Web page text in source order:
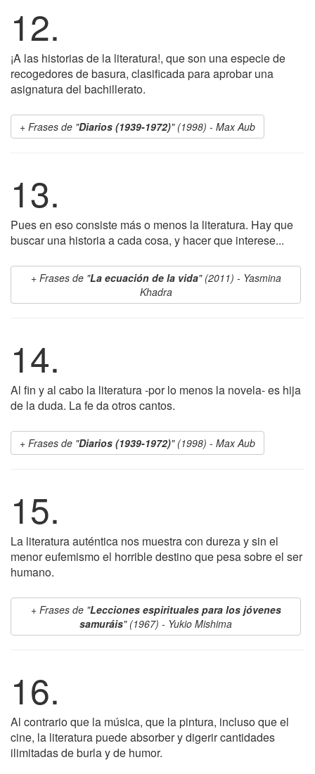
12.
¡A las historias de la literatura!, que son una especie de
recogedores de basura, clasificada para aprobar una
asignatura del bachillerato.
Frases de "Diarios (1939-1972)" (1998) - Max Aub
13.
Pues en eso consiste más o menos la literatura. Hay que
buscar una historia a cada cosa, y hacer que interese...
Frases de "La ecuación de la vida" (2011) - Yasmina
Khadra
14.
Al fin y al cabo la literatura -por lo menos la novela- es hija
de la duda. La fe da otros cantos.
Frases de "Diarios (1939-1972)" (1998) - Max Aub
15.
La literatura auténtica nos muestra con dureza y sin el
menor eufemismo el horrible destino que pesa sobre el ser
humano.
Frases de "Lecciones espirituales para los jóvenes
samuráis" (1967) - Yukio Mishima
16.
Al contrario que la música, que la pintura, incluso que el
cine, la literatura puede absorber y digerir cantidades
ilimitadas de burla y de humor.